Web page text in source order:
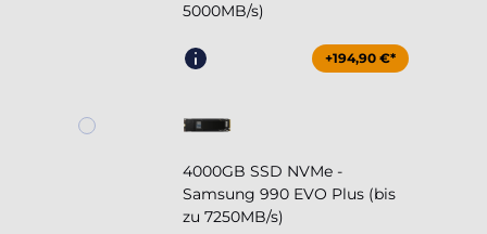
5000MB/s)
+194,90 €*
4000GB SSD NVMe -
Samsung 990 EVO Plus (bis
zu 7250MB/s)